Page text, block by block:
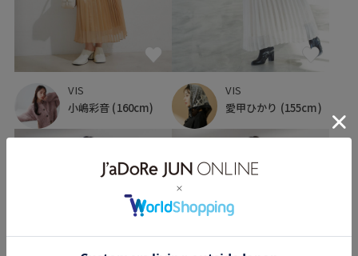
VIS
小嶋彩音 (160cm)
VIS
愛甲ひかり (155cm)